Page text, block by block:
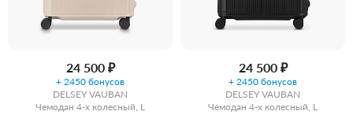
24 500 ₽
+ 2450 бонусов
DELSEY VAUBAN
Чемодан 4-х колесный, L
24 500 ₽
+ 2450 бонусов
DELSEY VAUBAN
Чемодан 4-х колесный, L